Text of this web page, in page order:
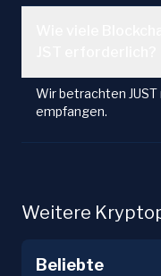
Wir betrachten
empfangen.
Weitere
Beliebte